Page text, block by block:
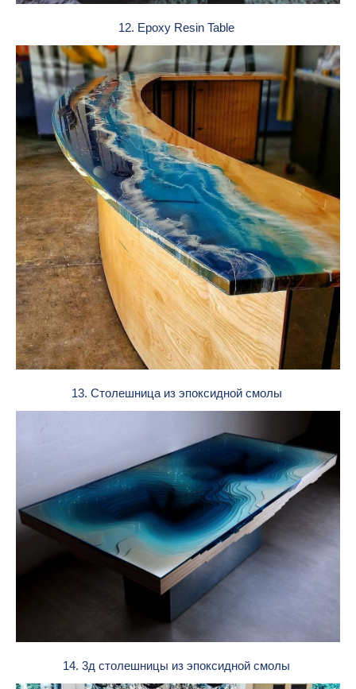
12. Epoxy Resin Table
13. Столешница из эпоксидной смолы
14. 3д столешницы из эпоксидной смолы